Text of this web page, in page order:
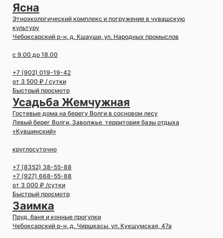
Ясна
Этноэкологический комплекс и погружение в чувашскую
культуру
Чебоксарский р-н, д. Кшауши, ул. Народных промыслов
с 9.00 до 18.00
+7 (902) 019-19-42
от 3 500 ₽ / сутки
Быстрый просмотр
Усадьба Жемчужная
Гостевые дома на берегу Волги в сосновом лесу
Левый берег Волги, Заволжье, территория базы отдыха
«Кувшинский»
круглосуточно
+7 (8352) 38-55-88
+7 (927) 668-55-88
от 3 000 ₽ /сутки
Быстрый просмотр
Заимка
Пруд, баня и конные прогулки
Чебоксарский р-н, д. Чиршкасы, ул. Кукшумская, 47а